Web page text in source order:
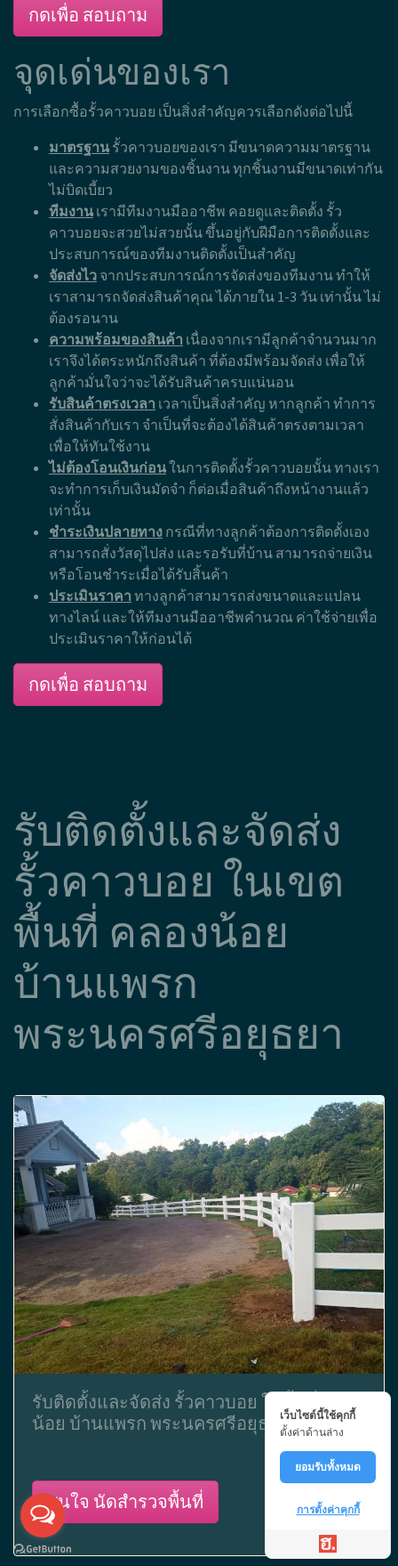
ขนาด 6" x 6" x 2.00 เมตร ฝังดินลึก 45-50 ซม. และเทปูน
ระยะห่างกลางเสาถึงกลางเสา 2.50 เมตร ใช้คานปูน
ขนาด 5" x 2.50 เมตร จำนวน 4 คาน
คานคาวบอย คอนกรีต ตัวคานอัดแรง ขนาด 5 นิ้ว x 6
ซม. x 250 ซม. อัดแรงใส่เหล็กในถึง 4 เส้น ถือว่าเป็นสิ่ง
สำคัญและเป็นหัวใจหลักของรั้วคาวบอย หากเหล็กใน
คานน้อย คานจะไม่แข็งแรง และอาจจะทำให้เกิดความ
เสียหายได้ง่าย
เสาเข้ามุม คาวบอย
ขนาดหน้าตัด 7 นิ้ว x 7 นิ้ว เวลาติด
ตั้ง จะมีความสวยงาม กว่าการใช้ เสาขนาด 6 นิ้ว 2 ต้นคู่
และจะดีกว่าการใช้เสาเข้ามุม ขนาด 6 นิ้ว เนื่องจาก เสา
เข้ามุม 7 นิ้ว มีพื้นที่ในการรับน้ำหนักคานที่เพียงพอ
กดเพื่อ สอบถาม
จุดเด่นของเรา
การเลือกซื้อรั้วคาวบอย เป็นสิ่งสำคัญควรเลือกดังต่อไปนี้
มาตรฐานรั้วคาวบอยของเรา มีขนาดความมาตรฐาน
และความสวยงามของชิ้นงาน ทุกชิ้นงานมีขนาดเท่ากัน
ไม่บิดเบี้ยว
ทีมงานเรามีทีมงานมืออาชีพ คอยดูและติดตั้ง รั้ว
คาวบอยจะสวยไม่สวยนั้น ขึ้นอยู่กับฝีมือการติดตั้งและ
ประสบการณ์ของทีมงานติดตั้งเป็นสำคัญ
จัดส่งไวจากประสบการณ์การจัดส่งของทีมงาน ทำให้
เราสามารถจัดส่งสินค้าคุณ ได้ภายใน 1-3 วัน เท่านั้น ไม่
ต้องรอนาน
ความพร้อมของสินค้าเนื่องจากเรามีลูกค้าจำนวนมาก
เราจึงได้ตระหนักถึงสินค้า ที่ต้องมีพร้อมจัดส่ง เพื่อให้
ลูกค้ามั่นใจว่าจะได้รับสินค้าครบแน่นอน
รับสินค้าตรงเวลา
สั่งสินค้ากับเรา จำเป็นที่จะต้องได้สินค้าตรงตามเวลา
ชำระเงินปลายทาง
กรณีที่ทางลูกค้าต้องการติดตั้งเอง
สามารถสั่งวัสดุไปส่ง และรอรับที่บ้าน สามารถจ่ายเงิน
ประเมินราคาทางลูกค้าสามารถส่งขนาดและแปลน
ทางไลน์ และให้ทีมงานมืออาชีพคำนวณ ค่าใช้จ่ายเพื่อ
ประเมินราคาให้ก่อนได้
กดเพื่อ สอบถาม
รับติดตั้งและจัดส่ง
รั้วคาวบอย ในเขต
พื้นที่ คลองน้อย
บ้านแพรก
พระนครศรีอยุธยา
เว็บไซต์นี้ใช้คุกกี้
ตั้งค่าด้านล่าง
ยอมรับทั้งหมด
การตั้งค่าคุกกี้